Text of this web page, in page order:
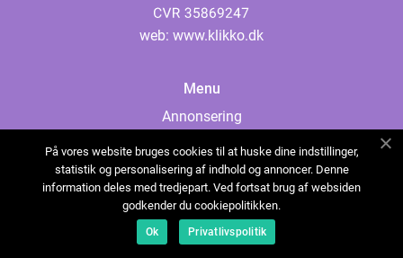
web: www.klikko.dk
Menu
Annonsering
Cookies
Kontakta oss
Sitemap
På vores website bruges cookies til at huske dine indstillinger,
statistik og personalisering af indhold og annoncer. Denne
information deles med tredjepart. Ved fortsat brug af websiden
godkender du cookiepolitikken.
Ok Privatlivspolitik